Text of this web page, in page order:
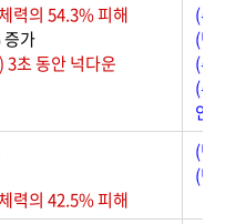
력의 54.3% 피해
가
초 동안 넉다운
(추
(변
(추
(추
안
력의 42.5% 피해
(변
(변